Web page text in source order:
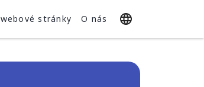
webové stránky O nás